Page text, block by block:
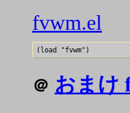
fvwm.el
＠ おまけ